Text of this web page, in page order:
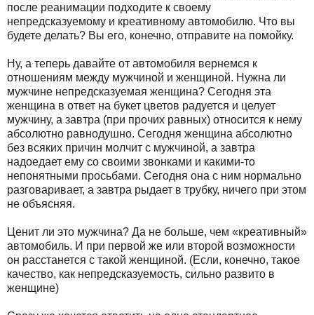
после реанимации подходите к своему
непредсказуемому и креативному автомобилю. Что вы
будете делать? Вы его, конечно, отправите на помойку.
Ну, а теперь давайте от автомобиля вернемся к
отношениям между мужчиной и женщиной. Нужна ли
мужчине непредсказуемая женщина? Сегодня эта
женщина в ответ на букет цветов радуется и целует
мужчину, а завтра (при прочих равных) относится к нему
абсолютно равнодушно. Сегодня женщина абсолютно
без всяких причин молчит с мужчиной, а завтра
надоедает ему со своими звонками и какими-то
непонятными просьбами. Сегодня она с ним нормально
разговаривает, а завтра рыдает в трубку, ничего при этом
не объясняя.
Ценит ли это мужчина? Да не больше, чем «креативный»
автомобиль. И при первой же или второй возможности
он расстанется с такой женщиной. (Если, конечно, такое
качество, как непредсказуемость, сильно развито в
женщине)